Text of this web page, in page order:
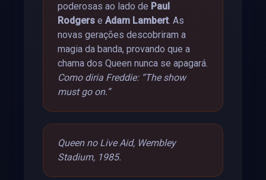
poderosas ao lado de Paul
Rodgers e Adam Lambert. As
novas gerações descobriram a
magia da banda, provando que a
chama dos Queen nunca se apagará.
Como diria Freddie: “The show
must go on.”
Queen no Live Aid, Wembley
Stadium, 1985.